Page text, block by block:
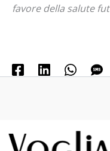
favore della salute